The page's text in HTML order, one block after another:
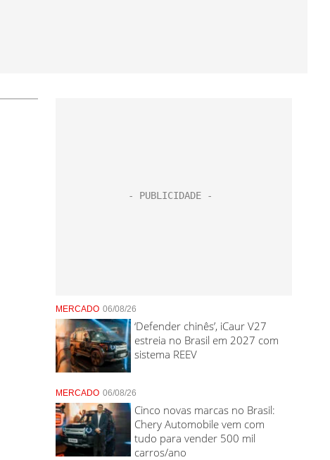
MERCADO 06/08/26
‘Defender chinês’, iCaur V27
estreia no Brasil em 2027 com
sistema REEV
MERCADO 06/08/26
Cinco novas marcas no Brasil:
Chery Automobile vem com
tudo para vender 500 mil
carros/ano